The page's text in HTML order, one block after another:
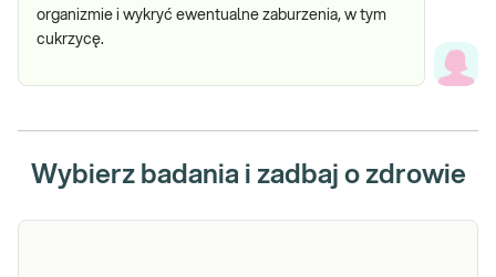
organizmie i wykryć ewentualne zaburzenia, w tym
cukrzycę.
Wybierz badania i zadbaj o zdrowie